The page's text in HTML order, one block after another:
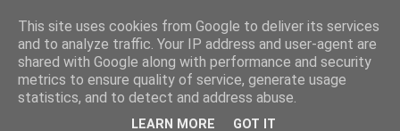
This site uses cookies from Google to deliver its services
and to analyze traffic. Your IP address and user-agent are
shared with Google along with performance and security
metrics to ensure quality of service, generate usage
statistics, and to detect and address abuse.
LEARN MORE GOT IT